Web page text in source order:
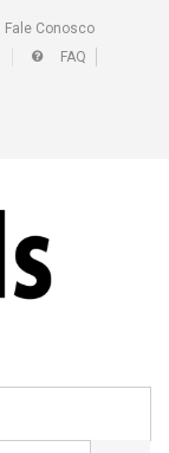
Fale Conosco
FAQ